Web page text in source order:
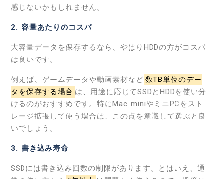
感じないかもしれません。
2. 容量あたりのコスパ
大容量データを保存するなら、やはりHDDの方がコスパ
は良いです。
例えば、ゲームデータや動画素材など 数TB単位のデー
タを保存する場合 は、用途に応じてSSDとHDDを使い分
けるのがおすすめです。特にMac miniやミニPCをスト
レージ拡張して使う場合は、この点を意識して選ぶと良
いでしょう。
3. 書き込み寿命
SSDには書き込み回数の制限があります。とはいえ、通